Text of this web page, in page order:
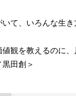
いて、いろんな生き
観を教えるのに、